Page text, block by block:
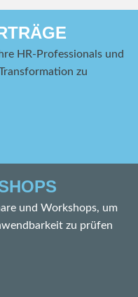
HR-Professionals und
zu
und Workshops, um
zu prüfen